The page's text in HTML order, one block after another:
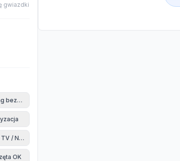
gwiazdki
bezpłatny
/ Netflix
OK